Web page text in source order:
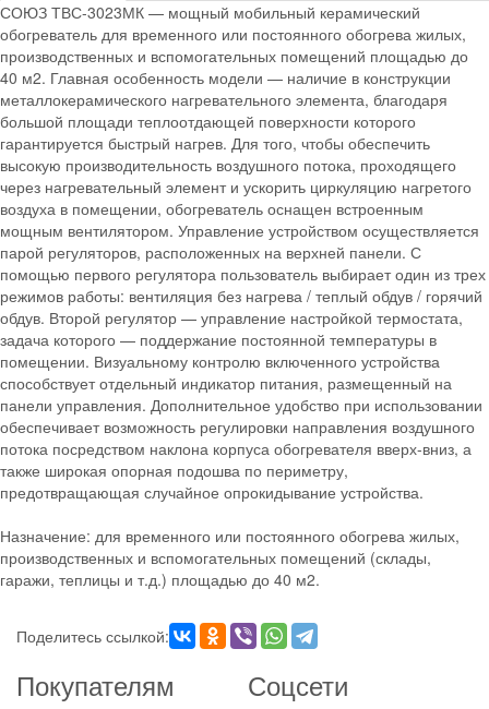
СОЮЗ ТВС-3023МК — мощный мобильный керамический
обогреватель для временного или постоянного обогрева жилых,
производственных и вспомогательных помещений площадью до
40 м2. Главная особенность модели — наличие в конструкции
металлокерамического нагревательного элемента, благодаря
большой площади теплоотдающей поверхности которого
гарантируется быстрый нагрев. Для того, чтобы обеспечить
высокую производительность воздушного потока, проходящего
через нагревательный элемент и ускорить циркуляцию нагретого
воздуха в помещении, обогреватель оснащен встроенным
мощным вентилятором. Управление устройством осуществляется
парой регуляторов, расположенных на верхней панели. С
помощью первого регулятора пользователь выбирает один из трех
режимов работы: вентиляция без нагрева / теплый обдув / горячий
обдув. Второй регулятор — управление настройкой термостата,
задача которого — поддержание постоянной температуры в
помещении. Визуальному контролю включенного устройства
способствует отдельный индикатор питания, размещенный на
панели управления. Дополнительное удобство при использовании
обеспечивает возможность регулировки направления воздушного
потока посредством наклона корпуса обогревателя вверх-вниз, а
также широкая опорная подошва по периметру,
предотвращающая случайное опрокидывание устройства.
Назначение: для временного или постоянного обогрева жилых,
производственных и вспомогательных помещений (склады,
гаражи, теплицы и т.д.) площадью до 40 м2.
Поделитесь ссылкой:
Покупателям Соцсети